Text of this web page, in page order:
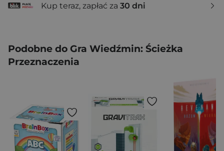
Kup teraz, zapłać za 30 dni
Podobne do Gra Wiedźmin: Ścieżka
Przeznaczenia